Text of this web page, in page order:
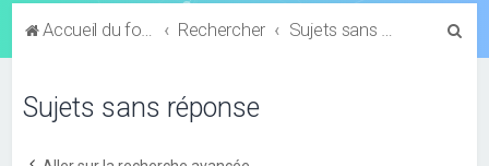
Accueil du forum Rechercher Sujets sans réponse
Sujets sans réponse